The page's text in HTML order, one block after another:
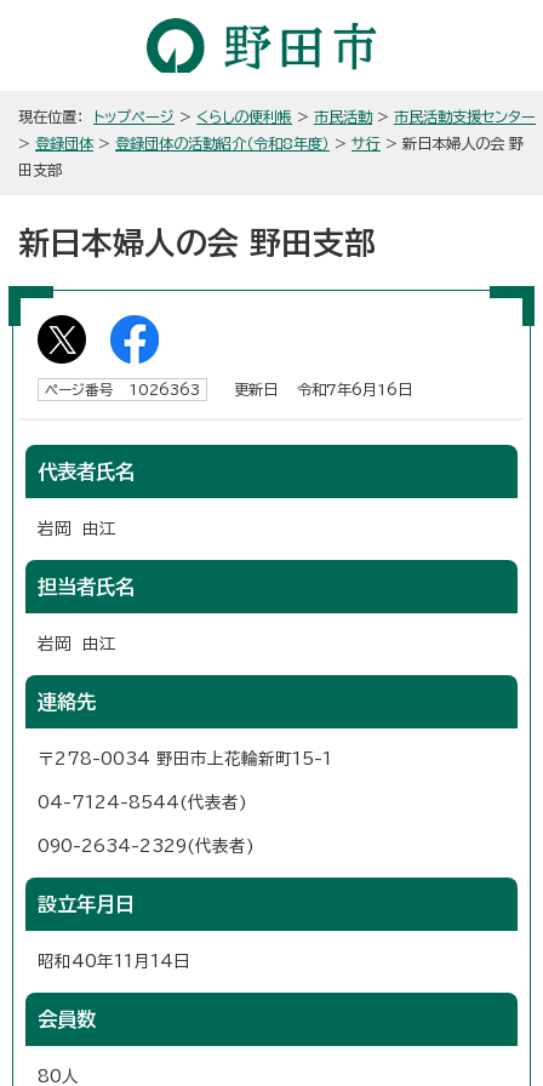
現在位置： トップページ > くらしの便利帳 > 市民活動> 市民活動支援センター
> 登録団体 > 登録団体の活動紹介（令和8年度） > サ行 > 新日本婦人の会 野
田支部
新日本婦人の会 野田支部
ページ番号 1026363 更新日 令和7年6月16日
代表者氏名
岩岡 由江
担当者氏名
岩岡 由江
連絡先
〒278-0034 野田市上花輪新町15-1
04-7124-8544(代表者)
090-2634-2329(代表者)
設立年月日
昭和40年11月14日
会員数
80人